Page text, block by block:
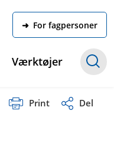
➜ For fagpersoner
Værktøjer
Print Del